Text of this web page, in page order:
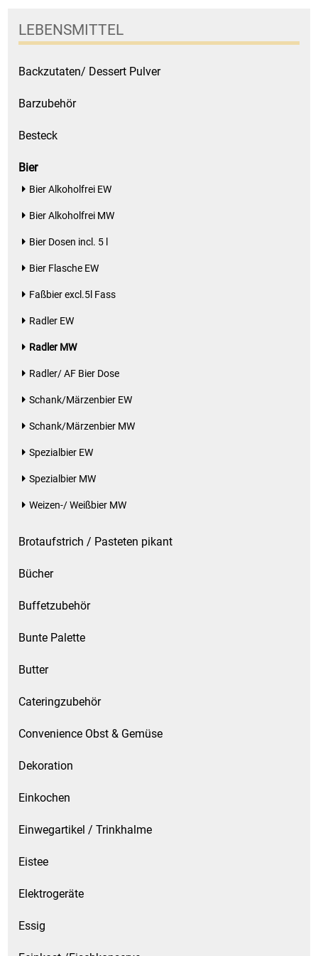
Mehl / Griess / Stärke / Getreide
Mundpflege
Obstkonserven
Öle
Patisserie
Porzellan
POS Material Trinkwerk
Salz
Sauergemüse
Schinken
Schokolade
Sirupe
Speck / Rohschinken
Spezialreiniger
LEBENSMITTEL
Backzutaten/ Dessert Pulver
Barzubehör
Besteck
Bier
Bier Alkoholfrei EW
Bier Alkoholfrei MW
Bier Dosen incl. 5 l
Bier Flasche EW
Faßbier excl.5l Fass
Radler EW
Radler MW
Radler/ AF Bier Dose
Schank/Märzenbier EW
Schank/Märzenbier MW
Spezialbier EW
Spezialbier MW
Weizen-/ Weißbier MW
Brotaufstrich / Pasteten pikant
Bücher
Buffetzubehör
Bunte Palette
Butter
Cateringzubehör
Convenience Obst & Gemüse
Dekoration
Einkochen
Einwegartikel / Trinkhalme
Eistee
Elektrogeräte
Essig